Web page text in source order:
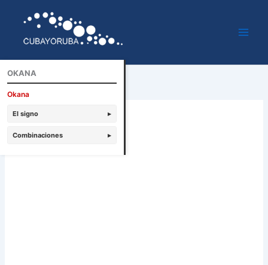
contenido
OKANA
Okana
El signo ▸
Combinaciones ▸